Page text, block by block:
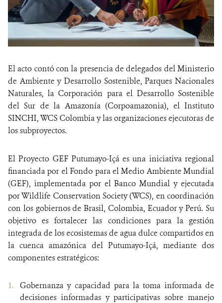
El acto contó con la presencia de delegados del Ministerio
de Ambiente y Desarrollo Sostenible, Parques Nacionales
Naturales, la Corporación para el Desarrollo Sostenible
del Sur de la Amazonía (Corpoamazonia), el Instituto
SINCHI, WCS Colombia y las organizaciones ejecutoras de
los subproyectos.
El Proyecto GEF Putumayo-Içá es una iniciativa regional
financiada por el Fondo para el Medio Ambiente Mundial
(GEF), implementada por el Banco Mundial y ejecutada
por Wildlife Conservation Society (WCS), en coordinación
con los gobiernos de Brasil, Colombia, Ecuador y Perú. Su
objetivo es fortalecer las condiciones para la gestión
integrada de los ecosistemas de agua dulce compartidos en
la cuenca amazónica del Putumayo-Içá, mediante dos
componentes estratégicos:
Gobernanza y capacidad para la toma informada de
decisiones informadas y participativas sobre manejo